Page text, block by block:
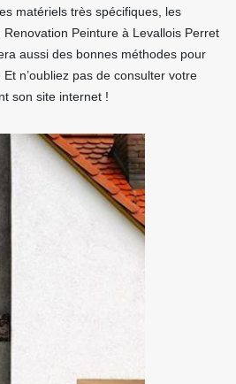
matériels très spécifiques, les
Peinture à Levallois Perret
aussi des bonnes méthodes pour
n’oubliez pas de consulter votre
son site internet !